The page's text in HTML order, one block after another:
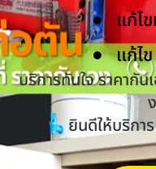
แก้ไ
แก้ไ
บริการทันใจ ราคากั
ยินดีให้บริกา